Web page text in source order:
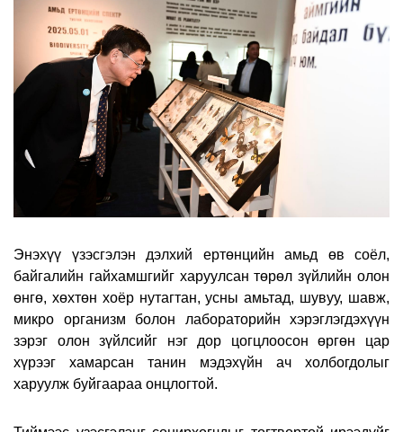
Энэхүү үзэсгэлэн дэлхий ертөнцийн амьд өв соёл,
байгалийн гайхамшгийг харуулсан төрөл зүйлийн олон
өнгө, хөхтөн хоёр нутагтан, усны амьтад, шувуу, шавж,
микро организм болон лабораторийн хэрэглэгдэхүүн
зэрэг олон зүйлсийг нэг дор цогцлоосон өргөн цар
хүрээг хамарсан танин мэдэхүйн ач холбогдолыг
харуулж буйгаараа онцлогтой.